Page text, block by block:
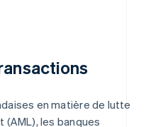
en matière de lutte
(AML), les banques